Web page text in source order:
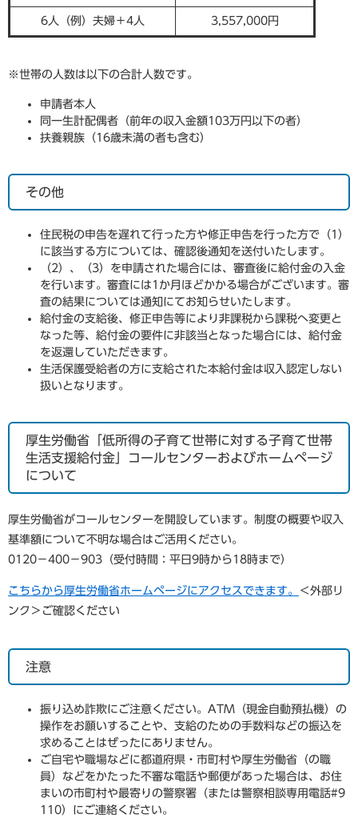
6人（例）夫婦＋4人 3,557,000円
※世帯の人数は以下の合計人数です。
申請者本人
同一生計配偶者（前年の収入金額103万円以下の者）
扶養親族（16歳未満の者も含む）
その他
住民税の申告を遅れて行った方や修正申告を行った方で（1）
に該当する方については、確認後通知を送付いたします。
（2）、（3）を申請された場合には、審査後に給付金の入金
を行います。審査には1か月ほどかかる場合がございます。審
査の結果については通知にてお知らせいたします。
給付金の支給後、修正申告等により非課税から課税へ変更と
なった等、給付金の要件に非該当となった場合には、給付金
を返還していただきます。
生活保護受給者の方に支給された本給付金は収入認定しない
扱いとなります。
厚生労働省「低所得の子育て世帯に対する子育て世帯
生活支援給付金」コールセンターおよびホームページ
について
厚生労働省がコールセンターを開設しています。制度の概要や収入
基準額について不明な場合はご活用ください。
0120－400－903（受付時間：平日9時から18時まで）
こちらから厚生労働省ホームページにアクセスできます。
＜外部リ
ンク＞ ご確認ください
注意
振り込め詐欺にご注意ください。ATM（現金自動預払機）の
操作をお願いすることや、支給のための手数料などの振込を
求めることはぜったにありません。
ご自宅や職場などに都道府県・市町村や厚生労働省（の職
員）などをかたった不審な電話や郵便があった場合は、お住
まいの市町村や最寄りの警察署（または警察相談専用電話#9
110）にご連絡ください。